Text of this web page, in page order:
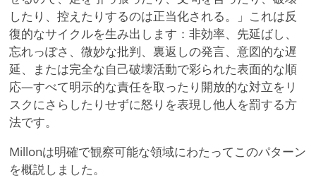
したり、控えたりするのは正当化される。」これは反
復的なサイクルを生み出します：非効率、先延ばし、
忘れっぽさ、微妙な批判、裏返しの発言、意図的な遅
延、または完全な自己破壊活動で彩られた表面的な順
応—すべて明示的な責任を取ったり開放的な対立をリ
スクにさらしたりせずに怒りを表現し他人を罰する方
法です。
Millonは明確で観察可能な領域にわたってこのパターン
を概説しました。